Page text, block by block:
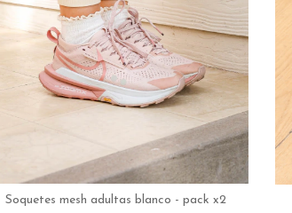
Soquetes mesh adultas blanco - pack x2